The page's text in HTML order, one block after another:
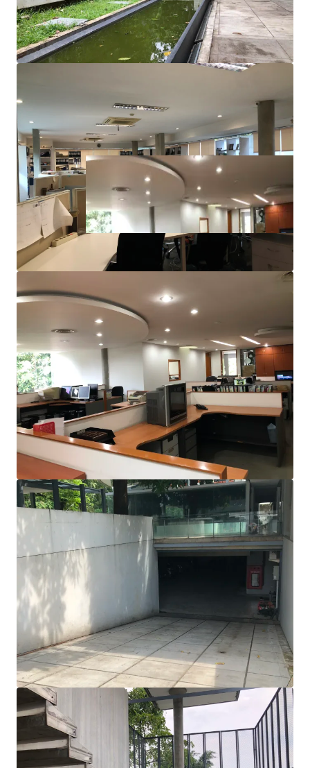
open space and collaborative working styles
Great visibility from the main road